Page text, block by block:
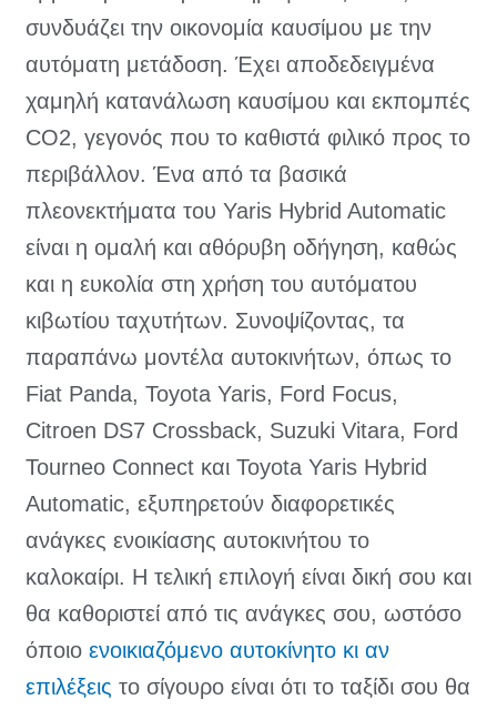
συνδυάζει την οικονομία καυσίμου με την
αυτόματη μετάδοση. Έχει αποδεδειγμένα
χαμηλή κατανάλωση καυσίμου και εκπομπές
CO2, γεγονός που το καθιστά φιλικό προς το
περιβάλλον. Ένα από τα βασικά
πλεονεκτήματα του Yaris Hybrid Automatic
είναι η ομαλή και αθόρυβη οδήγηση, καθώς
και η ευκολία στη χρήση του αυτόματου
κιβωτίου ταχυτήτων. Συνοψίζοντας, τα
παραπάνω μοντέλα αυτοκινήτων, όπως το
Fiat Panda, Toyota Yaris, Ford Focus,
Citroen DS7 Crossback, Suzuki Vitara, Ford
Tourneo Connect και Toyota Yaris Hybrid
Automatic, εξυπηρετούν διαφορετικές
ανάγκες ενοικίασης αυτοκινήτου το
καλοκαίρι. Η τελική επιλογή είναι δική σου και
θα καθοριστεί από τις ανάγκες σου, ωστόσο
όποιο ενοικιαζόμενο αυτοκίνητο κι αν
επιλέξεις το σίγουρο είναι ότι το ταξίδι σου θα